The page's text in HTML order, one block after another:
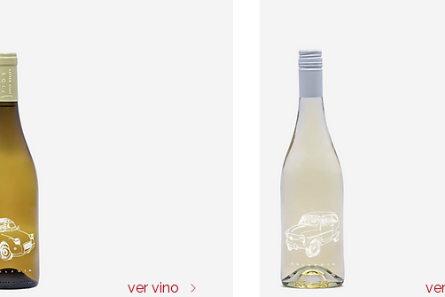
ver vino